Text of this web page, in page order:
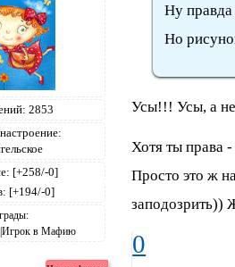
2853
[+258/-0]
[+194/-0]
Ну
Но
Усы!!! Усы, а
Хотя ты права
Просто это ж
0